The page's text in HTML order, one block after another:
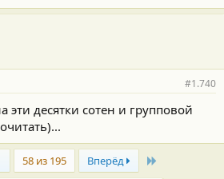
#1.740
эти десятки сотен и групповой
58 из 195 Вперёд Last